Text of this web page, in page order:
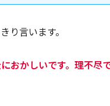
り言います。
おかしいです。理不尽で